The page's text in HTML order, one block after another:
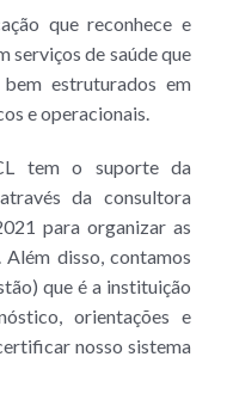
que reconhece e
serviços de saúde que
estruturados em
e operacionais.
tem o suporte da
da consultora
para organizar as
disso, contamos
que é a instituição
orientações e
nosso sistema